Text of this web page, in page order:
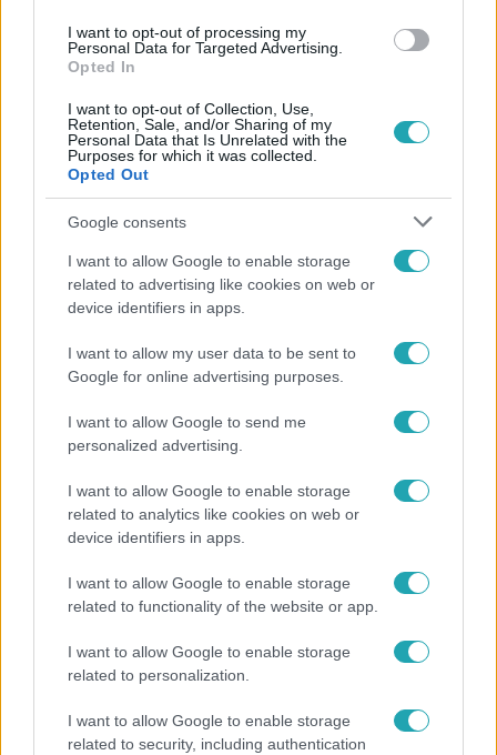
I want to opt-out of processing my
Personal Data for Targeted Advertising.
Opted In
I want to opt-out of Collection, Use,
Retention, Sale, and/or Sharing of my
Personal Data that Is Unrelated with the
Purposes for which it was collected.
Opted Out
Google consents
I want to allow Google to enable storage
related to advertising like cookies on web or
device identifiers in apps.
I want to allow my user data to be sent to
Google for online advertising purposes.
I want to allow Google to send me
personalized advertising.
I want to allow Google to enable storage
related to analytics like cookies on web or
device identifiers in apps.
I want to allow Google to enable storage
related to functionality of the website or app.
I want to allow Google to enable storage
related to personalization.
I want to allow Google to enable storage
related to security, including authentication
Horoszkóp
alapján
Grúz fiatal erőszakoskodott egy 18 éves magyar
lánnyal Hajdúszoboszlón, az áldozaton kínai